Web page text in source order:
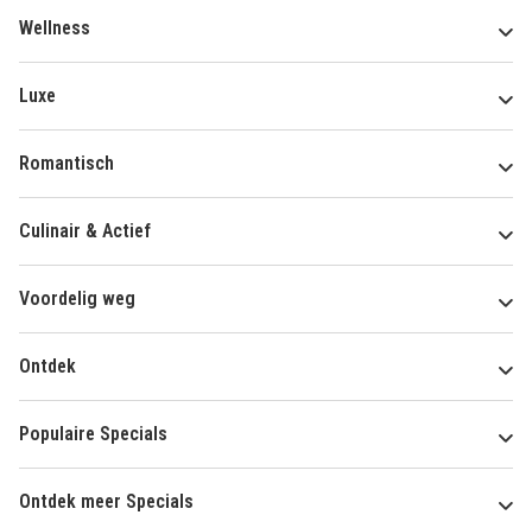
Wellness
Luxe
Romantisch
Culinair & Actief
Voordelig weg
Ontdek
Populaire Specials
Ontdek meer Specials